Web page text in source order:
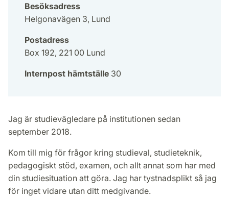
Besöksadress
Helgonavägen 3, Lund
Postadress
Box 192, 221 00 Lund
Internpost hämtställe 30
Jag är studievägledare på institutionen sedan
september 2018.
Kom till mig för frågor kring studieval, studieteknik,
pedagogiskt stöd, examen, och allt annat som har med
din studiesituation att göra. Jag har tystnadsplikt så jag
för inget vidare utan ditt medgivande.